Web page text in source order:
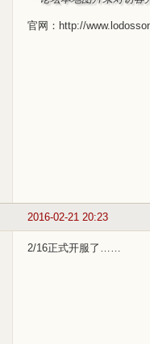
官网：http://
2016-02-21 20:23
2/16正式开服了……